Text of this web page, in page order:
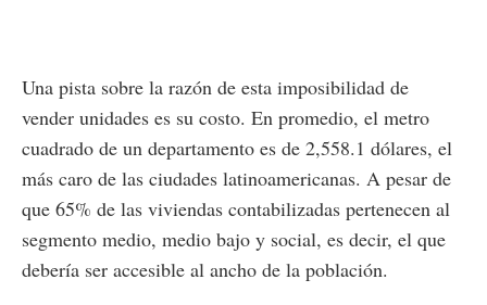
Una pista sobre la razón de esta imposibilidad de
vender unidades es su costo. En promedio, el metro
cuadrado de un departamento es de 2,558.1 dólares, el
más caro de las ciudades latinoamericanas. A pesar de
que 65% de las viviendas contabilizadas pertenecen al
segmento medio, medio bajo y social, es decir, el que
debería ser accesible al ancho de la población.